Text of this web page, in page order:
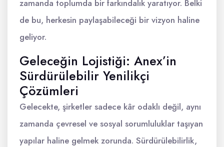
zamanda toplumda bir farkındalık yaratıyor. Belki
de bu, herkesin paylaşabileceği bir vizyon haline
geliyor.
Geleceğin Lojistiği: Anex’in
Sürdürülebilir Yenilikçi
Çözümleri
Gelecekte, şirketler sadece kâr odaklı değil, aynı
zamanda çevresel ve sosyal sorumluluklar taşıyan
yapılar haline gelmek zorunda. Sürdürülebilirlik,